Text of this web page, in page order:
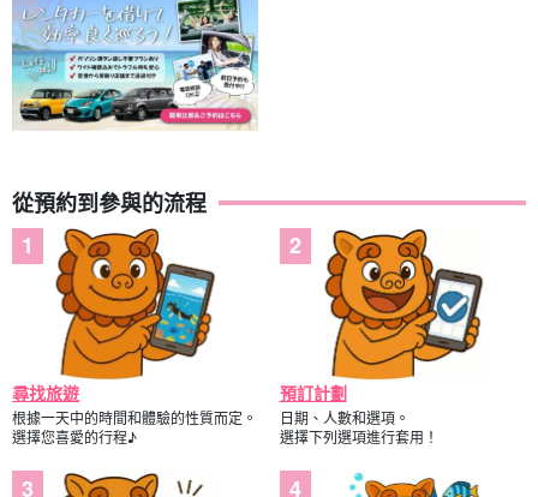
從預約到參與的流程
尋找旅遊
根據一天中的時間和體驗的性質而定。
選擇您喜愛的行程♪
預訂計劃
日期、人數和選項。
選擇下列選項進行套用！